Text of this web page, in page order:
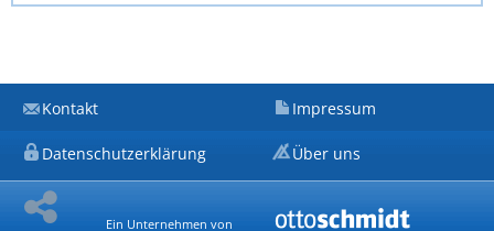
Kontakt Impressum
Datenschutzerklärung Über uns
Ein Unternehmen von